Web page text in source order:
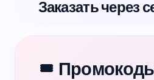
Заказать через
🎟️